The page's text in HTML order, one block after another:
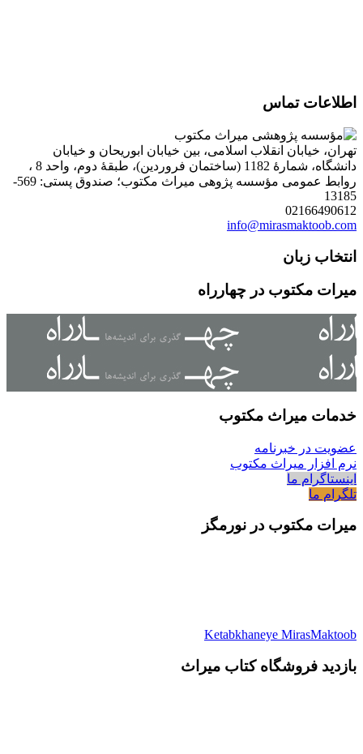
اطلاعات تماس
تهران، خیابان انقلاب اسلامی، بین خیابان ابوریحان و خیابان
دانشگاه، شمارۀ 1182 (ساختمان فروردین)، طبقۀ دوم، واحد 8 ،
روابط عمومی مؤسسه پژوهی میراث مکتوب؛ صندوق پستی: 569-
13185
02166490612
info@mirasmaktoob.com
انتخاب زبان
میرات مکتوب در چهارراه
خدمات میراث مکتوب
عضویت در خبرنامه
نرم افزار میراث مکتوب
اینستاگرام ما
تلگرام ما
میرات مکتوب در نورمگز
Ketabkhaneye MirasMaktoob
بازدید فروشگاه کتاب میراث